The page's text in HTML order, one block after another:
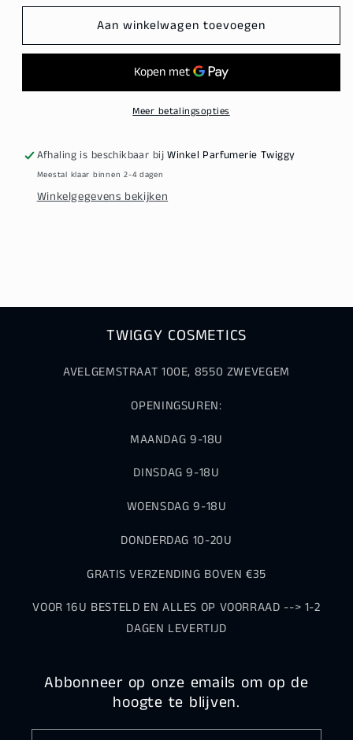
Color
Brillance
Shampoo
Color
Lab
Brillance
Couleur
Shampoo
Aan winkelwagen toevoegen
Meer betalingsopties
Afhaling is beschikbaar bijWinkel Parfumerie Twiggy
Meestal klaar binnen 2-4 dagen
Winkelgegevens bekijken
TWIGGY COSMETICS
AVELGEMSTRAAT 100E, 8550 ZWEVEGEM
OPENINGSUREN:
MAANDAG 9-18U
DINSDAG 9-18U
WOENSDAG 9-18U
DONDERDAG 10-20U
GRATIS VERZENDING BOVEN €35
VOOR 16U BESTELD EN ALLES OP VOORRAAD --> 1-2
DAGEN LEVERTIJD
Abbonneer op onze emails om op de
hoogte te blijven.